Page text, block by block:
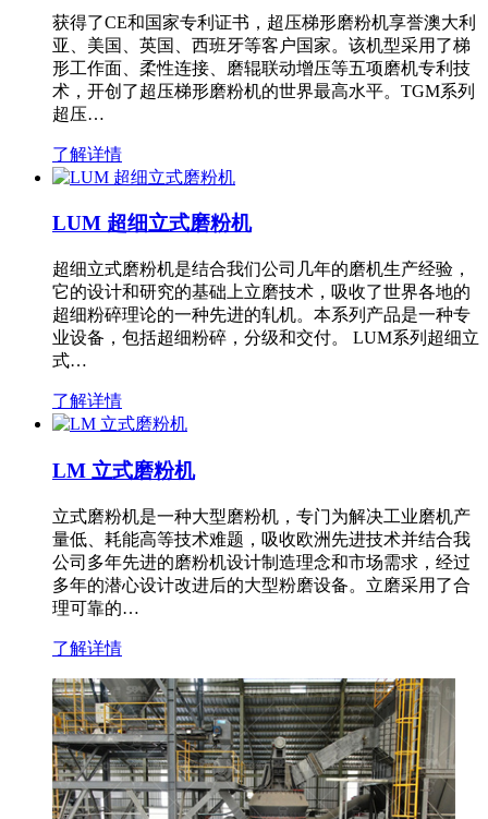
获得了CE和国家专利证书，超压梯形磨粉机享誉澳大利
亚、美国、英国、西班牙等客户国家。该机型采用了梯
形工作面、柔性连接、磨辊联动增压等五项磨机专利技
术，开创了超压梯形磨粉机的世界最高水平。TGM系列
超压…
了解详情
LUM 超细立式磨粉机
超细立式磨粉机是结合我们公司几年的磨机生产经验，
它的设计和研究的基础上立磨技术，吸收了世界各地的
超细粉碎理论的一种先进的轧机。本系列产品是一种专
业设备，包括超细粉碎，分级和交付。 LUM系列超细立
式…
了解详情
LM 立式磨粉机
立式磨粉机是一种大型磨粉机，专门为解决工业磨机产
量低、耗能高等技术难题，吸收欧洲先进技术并结合我
公司多年先进的磨粉机设计制造理念和市场需求，经过
多年的潜心设计改进后的大型粉磨设备。立磨采用了合
理可靠的…
了解详情